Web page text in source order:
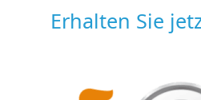
Erhalten Sie